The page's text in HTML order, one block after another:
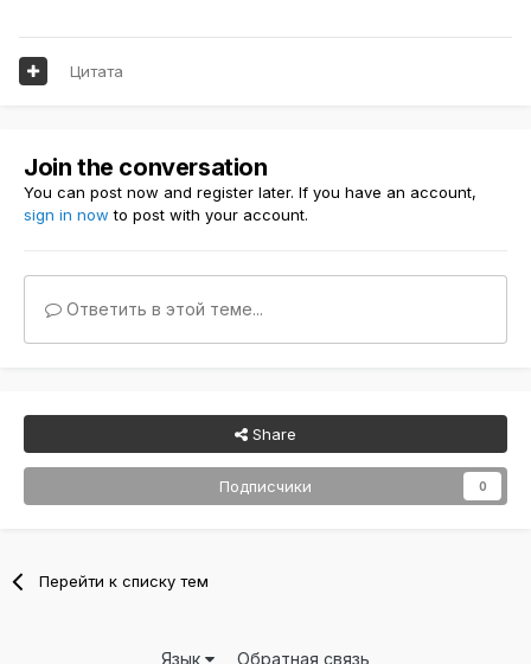
Цитата
Join the conversation
You can post now and register later. If you have an account,
sign in now to post with your account.
Ответить в этой теме...
Share
Подписчики 0
Перейти к списку тем
Язык Обратная связь